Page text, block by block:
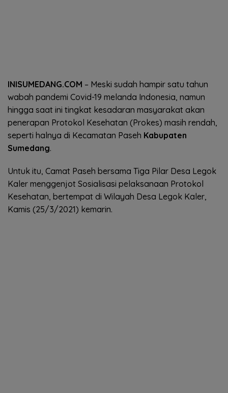
INISUMEDANG.COM – Meski sudah hampir satu tahun
wabah pandemi Covid-19 melanda Indonesia, namun
hingga saat ini tingkat kesadaran masyarakat akan
penerapan Protokol Kesehatan (Prokes) masih rendah,
seperti halnya di Kecamatan Paseh Kabupaten
Sumedang.
Untuk itu, Camat Paseh bersama Tiga Pilar Desa Legok
Kaler menggenjot Sosialisasi pelaksanaan Protokol
Kesehatan, bertempat di Wilayah Desa Legok Kaler,
Kamis (25/3/2021) kemarin.